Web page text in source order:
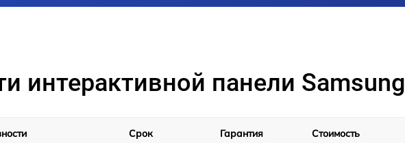
интерактивной панели Samsung
Срок Гарантия Стоимость